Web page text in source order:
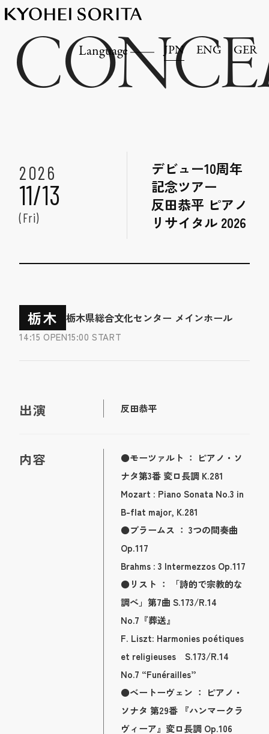
Language JPN ENG GER
CONCE
2026
11/13
(Fri)
デビュー10周年
記念ツアー
反田恭平 ピアノ
リサイタル 2026
栃木 栃木県総合文化センター メインホール
14:15 OPEN15:00 START
出演 反田恭平
内容
●モーツァルト ： ピアノ・ソ
ナタ第3番 変ロ長調 K.281
Mozart : Piano Sonata No.3 in
B-flat major, K.281
●ブラームス ： 3つの間奏曲
Op.117
Brahms : 3 Intermezzos Op.117
●リスト ： 「詩的で宗教的な
調べ」第7曲 S.173/R.14
No.7『葬送』
F. Liszt: Harmonies poétiques
et religieuses S.173/R.14
No.7 “Funérailles”
●ベートーヴェン ： ピアノ・
ソナタ 第29番 『ハンマークラ
ヴィーア』変ロ長調 Op.106